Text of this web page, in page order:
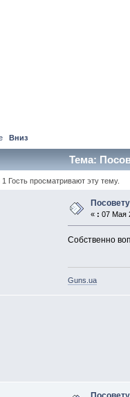
Вниз
Тема:
Гость просматривают эту тему.
« : 07 Мая
Собственно
Guns.ua